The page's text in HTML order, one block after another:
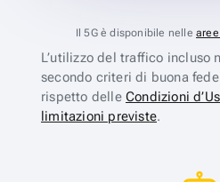
Il 5G è disponibile nelle
L’utilizzo del traffico incluso
secondo criteri di buona
rispetto delle Condizioni
limitazioni previste.